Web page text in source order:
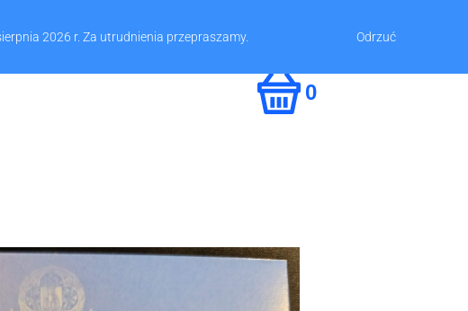
2026 r. Za utrudnienia przepraszamy. Odrzuć
0